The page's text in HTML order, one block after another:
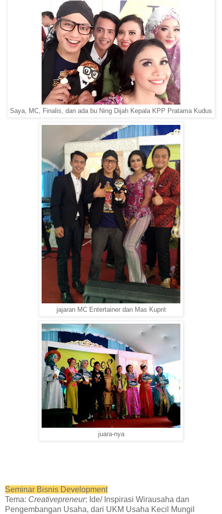
Saya, MC, Finalis, dan ada bu Ning Dijah Kepala KPP Pratama Kudus
jajaran MC Entertainer dan Mas Kuprit
juara-nya
Seminar Bisnis Development
Tema: Creativepreneur: Ide/ Inspirasi Wirausaha dan
Pengembangan Usaha, dari UKM Usaha Kecil Mungil